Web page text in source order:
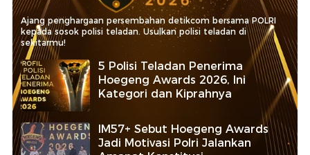
Ajang penghargaan persembahan detikcom bersama POLRI
kepada sosok polisi teladan. Usulkan polisi teladan di
sekitarmu!
5 Polisi Teladan Penerima
Hoegeng Awards 2026, Ini
Kategori dan Kiprahnya
IM57+ Sebut Hoegeng Awards
Jadi Motivasi Polri Jalankan